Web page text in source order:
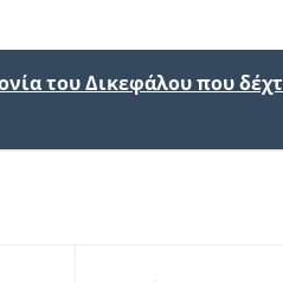
του Δικεφάλου που